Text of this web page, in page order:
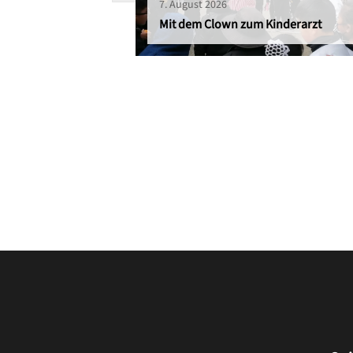
7. August 2026
Mit dem Clown zum Kinderarzt